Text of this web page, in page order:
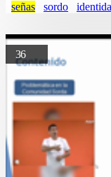
señas sordo
36